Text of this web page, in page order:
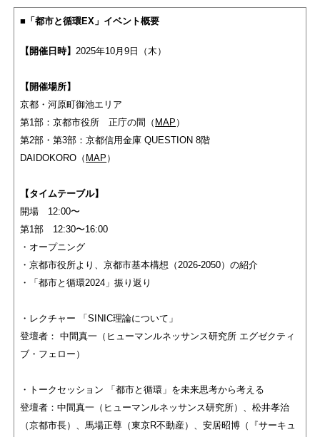
■「都市と循環EX」イベント概要
【開催日時】2025年10月9日（木）
【開催場所】
京都・河原町御池エリア
第1部：京都市役所 正庁の間（ MAP ）
第2部・第3部：京都信用金庫 QUESTION 8階
DAIDOKORO（ MAP ）
【タイムテーブル】
開場 12:00〜
第1部 12:30〜16:00
・オープニング
・京都市役所より、京都市基本構想（2026-2050）の紹介
・「都市と循環2024」振り返り
・レクチャー 「SINIC理論について」
登壇者： 中間真一（ヒューマンルネッサンス研究所 エグゼクティ
ブ・フェロー）
・トークセッション 「都市と循環」を未来思考から考える
登壇者：中間真一（ヒューマンルネッサンス研究所）、松井孝治
（京都市長）、馬場正尊（東京R不動産）、安居昭博（『サーキュ